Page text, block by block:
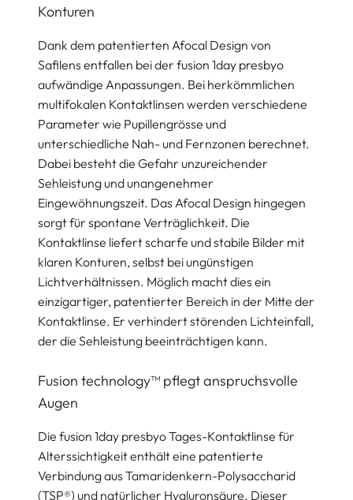
Konturen
Dank dem patentierten Afocal Design von
Safilens entfallen bei der fusion 1day presbyo
aufwändige Anpassungen. Bei herkömmlichen
multifokalen Kontaktlinsen werden verschiedene
Parameter wie Pupillengrösse und
unterschiedliche Nah- und Fernzonen berechnet.
Dabei besteht die Gefahr unzureichender
Sehleistung und unangenehmer
Eingewöhnungszeit. Das Afocal Design hingegen
sorgt für spontane Verträglichkeit. Die
Kontaktlinse liefert scharfe und stabile Bilder mit
klaren Konturen, selbst bei ungünstigen
Lichtverhältnissen. Möglich macht dies ein
einzigartiger, patentierter Bereich in der Mitte der
Kontaktlinse. Er verhindert störenden Lichteinfall,
der die Sehleistung beeinträchtigen kann.
Fusion technology™ pflegt anspruchsvolle
Augen
Die fusion 1day presbyo Tages-Kontaktlinse für
Alterssichtigkeit enthält eine patentierte
Verbindung aus Tamaridenkern-Polysaccharid
(TSP®) und natürlicher Hyaluronsäure. Dieser